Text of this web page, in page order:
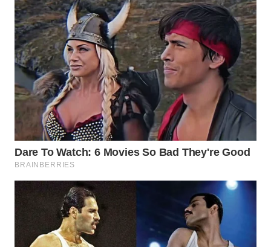
KARAWANG
WN
BEKASI
WN
BOGOR
WN
DEPOK
UTARA
SAMOSIR